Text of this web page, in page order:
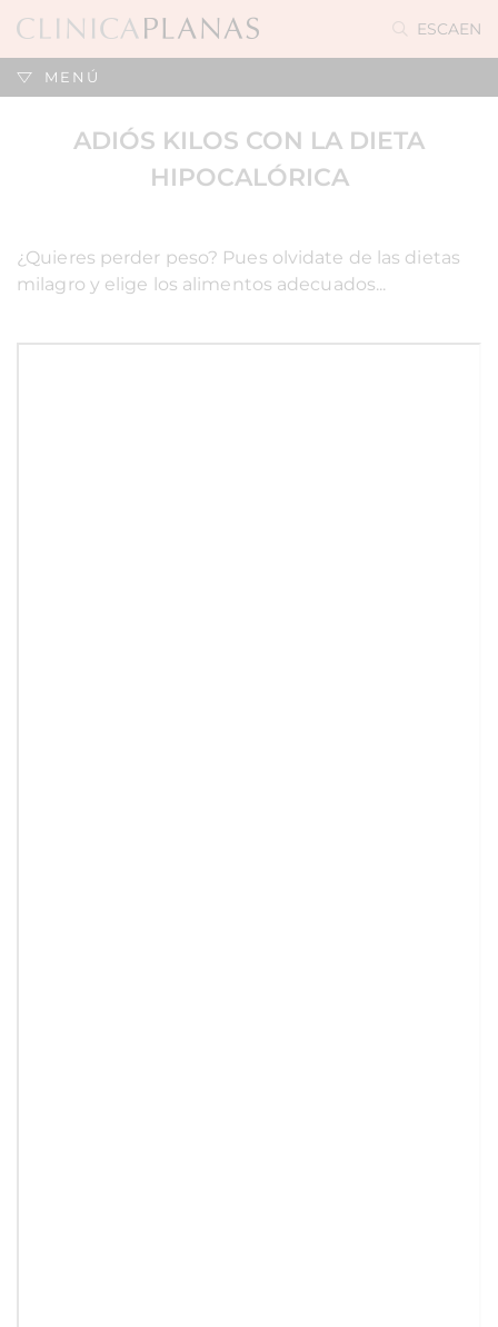
ESCAEN
MENÚ
ADIÓS KILOS CON LA DIETA
HIPOCALÓRICA
¿Quieres perder peso? Pues olvidate de las dietas
milagro y elige los alimentos adecuados...